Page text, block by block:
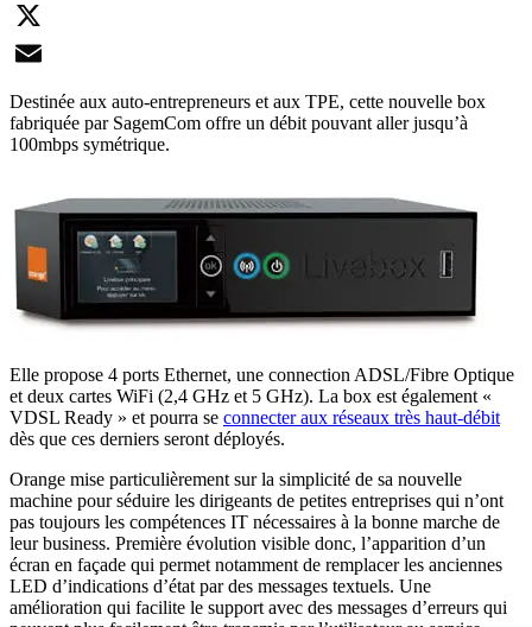
LinkedIn
X
Email
Destinée aux auto-entrepreneurs et aux TPE, cette nouvelle box
fabriquée par SagemCom offre un débit pouvant aller jusqu’à
100mbps symétrique.
Elle propose 4 ports Ethernet, une connection ADSL/Fibre Optique
et deux cartes WiFi (2,4 GHz et 5 GHz). La box est également «
VDSL Ready » et pourra se connecter aux réseaux très haut-débit
dès que ces derniers seront déployés.
Orange mise particulièrement sur la simplicité de sa nouvelle
machine pour séduire les dirigeants de petites entreprises qui n’ont
pas toujours les compétences IT nécessaires à la bonne marche de
leur business. Première évolution visible donc, l’apparition d’un
écran en façade qui permet notamment de remplacer les anciennes
LED d’indications d’état par des messages textuels. Une
amélioration qui facilite le support avec des messages d’erreurs qui